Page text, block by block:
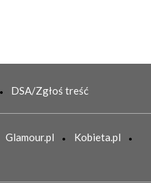
DSA/Zgłoś treść
Glamour.pl
Kobieta.pl